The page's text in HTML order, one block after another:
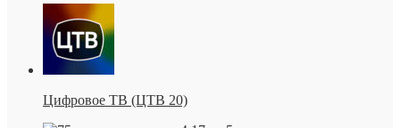
Цифровое ТВ (ЦТВ 20)